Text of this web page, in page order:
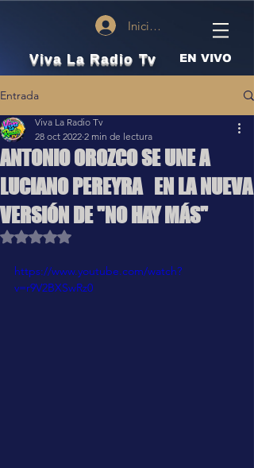
Iniciar sesión
Viva La Radio Tv EN VIVO
Entrada
ANTONIO OROZCO SE UNE A
LUCIANO PEREYRA EN LA NUEVA
VERSIÓN DE "NO HAY MÁS"
Viva La Radio Tv
28 oct 2022 2 min de lectura
Obtuvo NaN de 5 estrellas.
https://www.youtube.com/watch?
v=r9V2BXSwRz0